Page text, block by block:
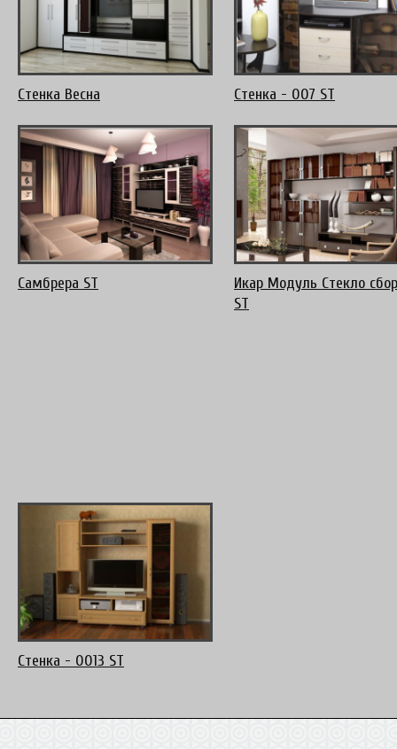
Стенка Весна Стенка - 007 ST
Самбрера ST
Икар Модуль Стекло
ST
Стенка - 0013 ST